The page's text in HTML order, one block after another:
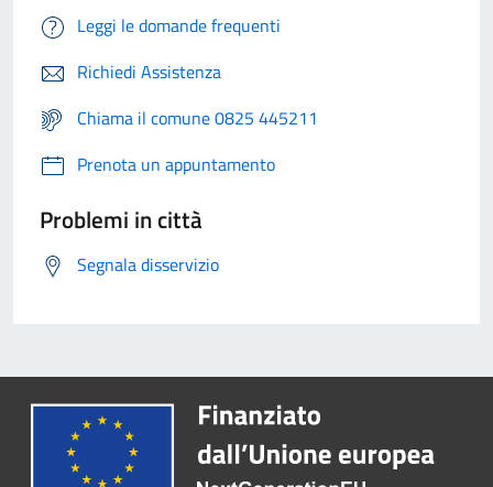
Leggi le domande frequenti
Richiedi Assistenza
Chiama il comune 0825 445211
Prenota un appuntamento
Problemi in città
Segnala disservizio